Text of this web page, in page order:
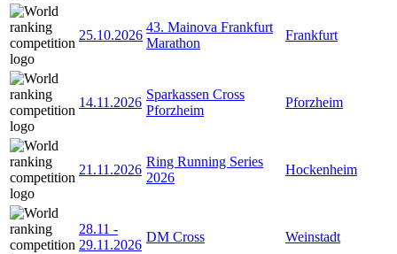
25.10.2026
43. Mainova Frankfurt
Marathon
Frankfurt
14.11.2026
Sparkassen Cross
Pforzheim
Pforzheim
21.11.2026
Ring Running Series
2026
Hockenheim
28.11 -
29.11.2026
DM Cross Weinstadt